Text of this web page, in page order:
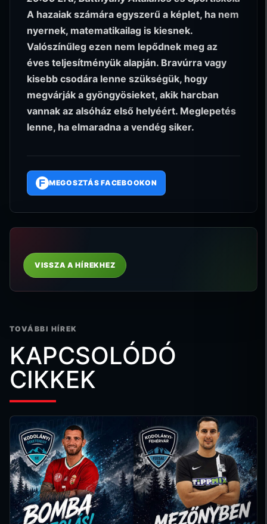
A hazaiak számára egyszerű a képlet, ha nem
nyernek, matematikailag is kiesnek.
Valószínűleg ezen nem lepődnek meg az
éves teljesítményük alapján. Bravúrra vagy
kisebb csodára lenne szükségük, hogy
megvárják a gyöngyösieket, akik harcban
vannak az alsóház első helyéért. Meglepetés
lenne, ha elmaradna a vendég siker.
F MEGOSZTÁS FACEBOOKON
VISSZA A HÍREKHEZ
TOVÁBBI HÍREK
KAPCSOLÓDÓ
CIKKEK